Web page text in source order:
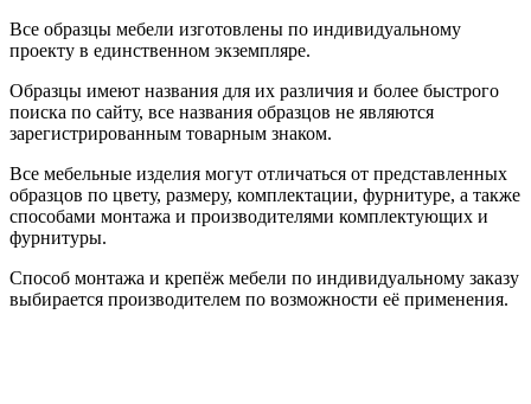
Все образцы мебели изготовлены по индивидуальному
проекту в единственном экземпляре.
Образцы имеют названия для их различия и более быстрого
поиска по сайту, все названия образцов не являются
зарегистрированным товарным знаком.
Все мебельные изделия могут отличаться от представленных
образцов по цвету, размеру, комплектации, фурнитуре, а также
способами монтажа и производителями комплектующих и
фурнитуры.
Способ монтажа и крепёж мебели по индивидуальному заказу
выбирается производителем по возможности её применения.